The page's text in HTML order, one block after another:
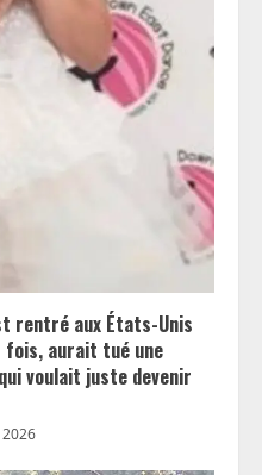
rentré aux États-Unis
fois, aurait tué une
voulait juste devenir